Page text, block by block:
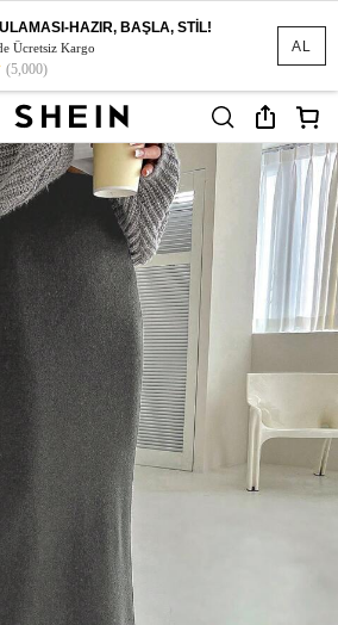
AL
HAZIR, BAŞLA, STİL!
Ücretsiz Kargo
(5,000)